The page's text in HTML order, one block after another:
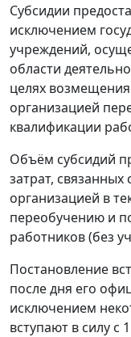
Субсидии
исключением
учреждений,
области
целях возмещения
организацией
квалификации
Объём субсидий
затрат,
организацией в
переобучению и
работников (без
Постановление
после дня его
исключением
вступают в силу с